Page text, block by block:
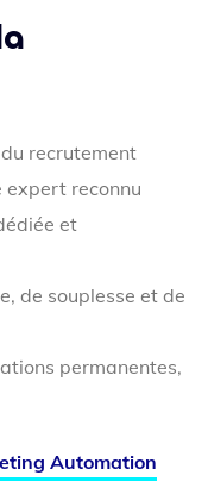
recrutement
expert reconnu
et
de souplesse et de
permanentes,
Automation